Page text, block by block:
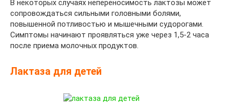
В некоторых случаях непереносимость лактозы может
сопровождаться сильными головными болями,
повышенной потливостью и мышечными судорогами.
Симптомы начинают проявляться уже через 1,5-2 часа
после приема молочных продуктов.
Лактаза для детей